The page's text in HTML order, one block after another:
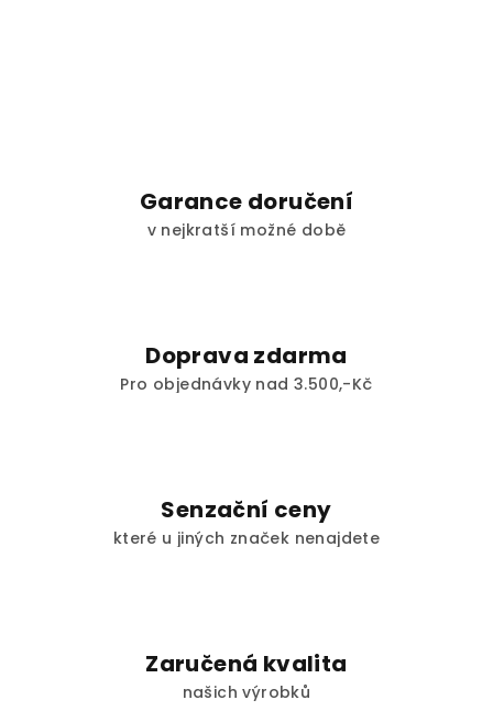
Garance doručení
v nejkratší možné době
Doprava zdarma
Pro objednávky nad 3.500,-Kč
Senzační ceny
které u jiných značek nenajdete
Zaručená kvalita
našich výrobků